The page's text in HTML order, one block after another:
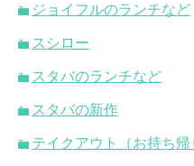
ジョイフルのランチなど
スシロー
スタバのランチなど
スタバの新作
テイクアウト（お持ち帰